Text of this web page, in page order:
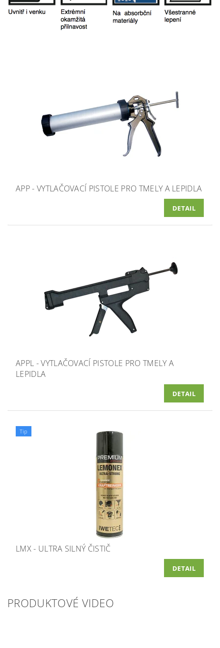
APP - VYTLAČOVACÍ PISTOLE PRO TMELY A LEPIDLA
DETAIL
APPL - VYTLAČOVACÍ PISTOLE PRO TMELY A
LEPIDLA
DETAIL
Tip
LMX - ULTRA SILNÝ ČISTIČ
DETAIL
PRODUKTOVÉ VIDEO